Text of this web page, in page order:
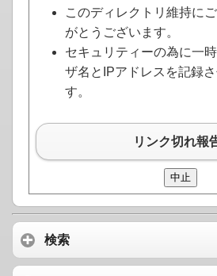
このディレクトリ維持に
がとうございます。
セキュリティーの為に一
ザ名とIPアドレスを記録
す。
リンク切れ報
検索